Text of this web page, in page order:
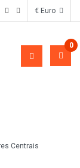
0
Centrais